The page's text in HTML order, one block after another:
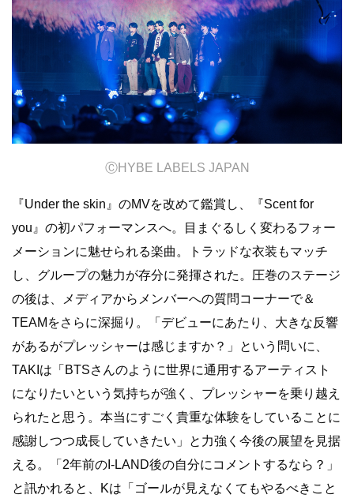
ⒸHYBE LABELS JAPAN
『Under the skin』のMVを改めて鑑賞し、『Scent for
you』の初パフォーマンスへ。目まぐるしく変わるフォー
メーションに魅せられる楽曲。トラッドな衣装もマッチ
し、グループの魅力が存分に発揮された。圧巻のステージ
の後は、メディアからメンバーへの質問コーナーで＆
TEAMをさらに深掘り。「デビューにあたり、大きな反響
があるがプレッシャーは感じますか？」という問いに、
TAKIは「BTSさんのように世界に通用するアーティスト
になりたいという気持ちが強く、プレッシャーを乗り越え
られたと思う。本当にすごく貴重な体験をしていることに
感謝しつつ成長していきたい」と力強く今後の展望を見据
える。「2年前のI-LAND後の自分にコメントするなら？」
と訊かれると、Kは「ゴールが見えなくてもやるべきこと